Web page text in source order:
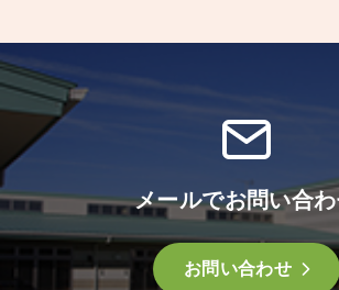
メールでお問い合
お問い合わせ